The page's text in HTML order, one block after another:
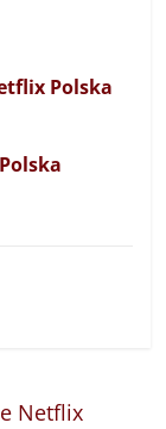
Polska
Netflix